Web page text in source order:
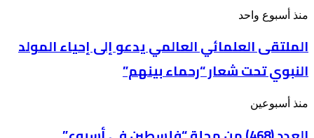
بعنوان: أين
من
يجري
فلسطين
الملتقى
العالمي
يدعو
إلى
إحياء
المولد
النبوي
شعار
منذ أسبوع واحد
الملتقى العلمائي العالمي يدعو إلى إحياء المولد
النبوي تحت شعار “رحماء بينهم”
العدد
من
منذ أسبوعين